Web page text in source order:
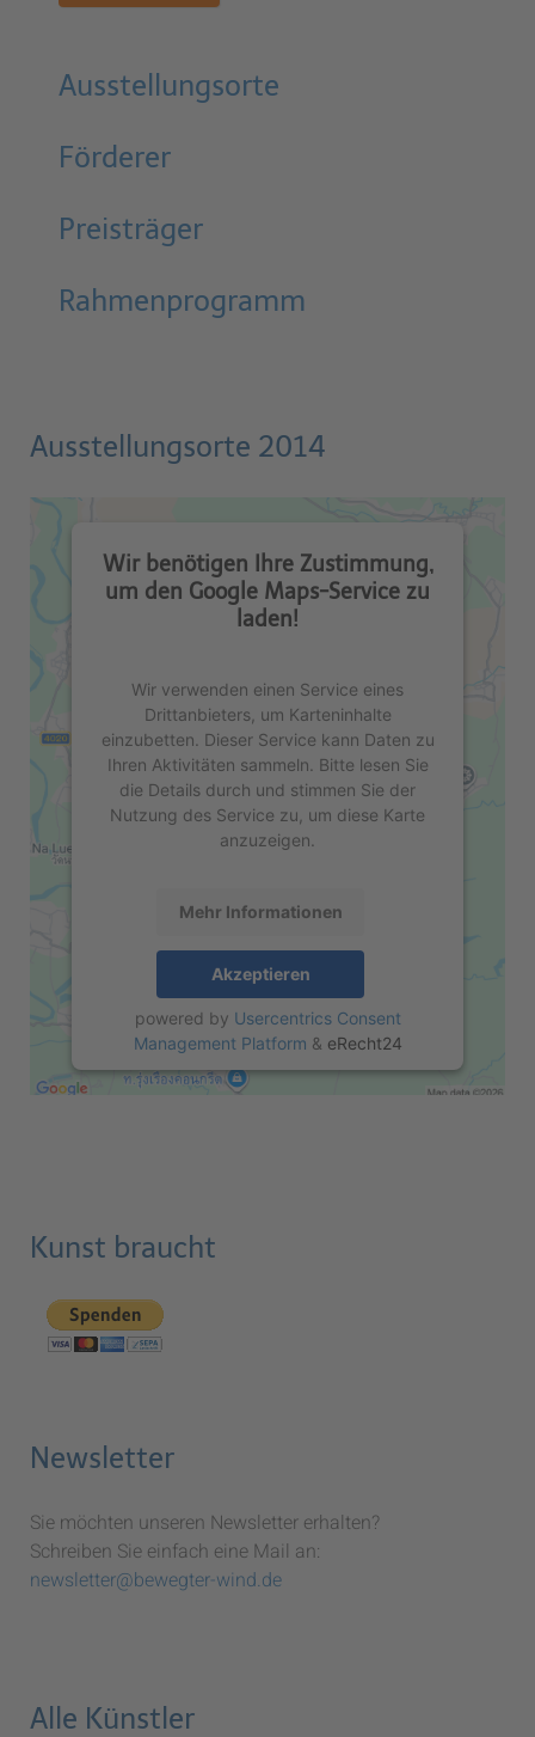
Ausstellungsorte
Förderer
Preisträger
Rahmenprogramm
Ausstellungsorte 2014
Wir benötigen Ihre Zustimmung,
um den Google Maps-Service zu
laden!
Wir verwenden einen Service eines
Drittanbieters, um Karteninhalte
einzubetten. Dieser Service kann Daten zu
Ihren Aktivitäten sammeln. Bitte lesen Sie
die Details durch und stimmen Sie der
Nutzung des Service zu, um diese Karte
anzuzeigen.
Mehr Informationen
Akzeptieren
powered by Usercentrics Consent
Management Platform & eRecht24
Kunst braucht
Newsletter
Sie möchten unseren Newsletter erhalten?
Schreiben Sie einfach eine Mail an:
newsletter@bewegter-wind.de
Alle Künstler